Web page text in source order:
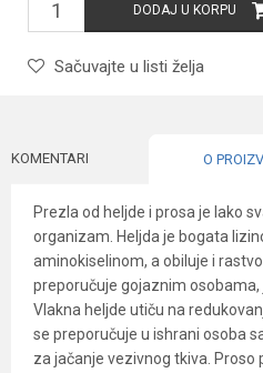
DODAJ U KORPU
Sačuvajte u listi želja
KOMENTARI O
Prezla od heljde i prosa je lako
organizam. Heljda je bogata
aminokiselinom, a obiluje i
preporučuje gojaznim osobama,
Vlakna heljde utiču na
se preporučuje u ishrani osoba
za jačanje vezivnog tkiva. Proso